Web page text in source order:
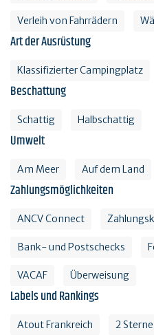
Verleih von Fahrrädern
Art der Ausrüstung
Klassifizierter Campingplatz
Beschattung
Schattig Halbschattig
Umwelt
Am Meer Auf dem Land
Zahlungsmöglichkeiten
ANCV Connect
Bank- und Postschecks
VACAF Überweisung
Labels und Rankings
Atout Frankreich 2 Sterne